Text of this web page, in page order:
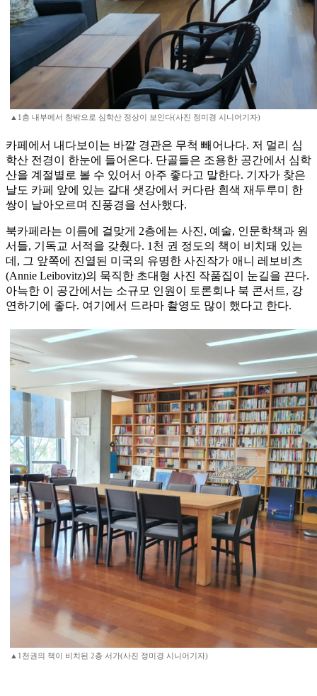
▲1층 내부에서 창밖으로 심학산 정상이 보인다(사진 정미경 시니어기자)
카페에서 내다보이는 바깥 경관은 무척 빼어나다. 저 멀리 심
학산 전경이 한눈에 들어온다. 단골들은 조용한 공간에서 심학
산을 계절별로 볼 수 있어서 아주 좋다고 말한다. 기자가 찾은
날도 카페 앞에 있는 갈대 샛강에서 커다란 흰색 재두루미 한
쌍이 날아오르며 진풍경을 선사했다.
북카페라는 이름에 걸맞게 2층에는 사진, 예술, 인문학책과 원
서들, 기독교 서적을 갖췄다. 1천 권 정도의 책이 비치돼 있는
데, 그 앞쪽에 진열된 미국의 유명한 사진작가 애니 레보비츠
(Annie Leibovitz)의 묵직한 초대형 사진 작품집이 눈길을 끈다.
아늑한 이 공간에서는 소규모 인원이 토론회나 북 콘서트, 강
연하기에 좋다. 여기에서 드라마 촬영도 많이 했다고 한다.
▲1천권의 책이 비치된 2층 서가(사진 정미경 시니어기자)